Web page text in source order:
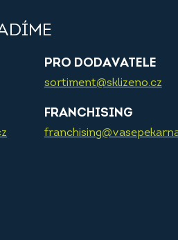
PRO DODAVATELE
sortiment@sklizeno.cz
FRANCHISING